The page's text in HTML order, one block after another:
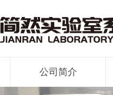
公司简介